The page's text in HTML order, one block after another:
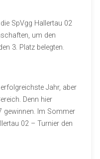
SpVgg Hallertau 02
um den
3. Platz belegten.
Jahr, aber
Denn hier
gewinnen. Im Sommer
02 – Turnier den